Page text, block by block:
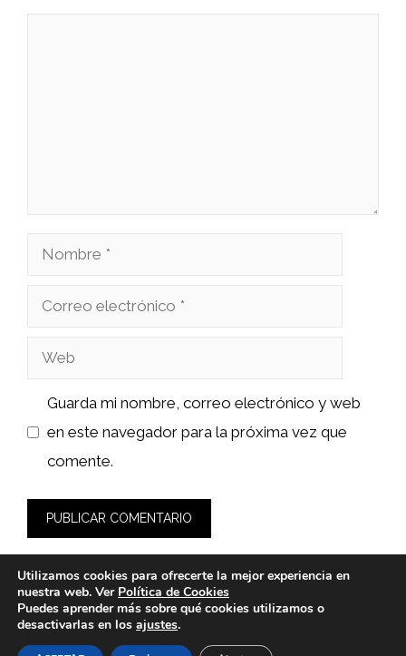
Nombre
Correo
Web
Guarda mi nombre, correo electrónico y web
en este navegador para la próxima vez que
comente.
© 2026 sushiyakuza.es -Política de Privacidad y Aviso Legal
Utilizamos cookies para ofrecerte la mejor experiencia en
nuestra web. Ver Política de Cookies
Puedes aprender más sobre qué cookies utilizamos o
desactivarlas en los ajustes.